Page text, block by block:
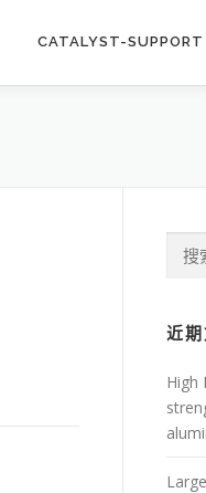
CATALYST-SUPPORT
索：
近
High